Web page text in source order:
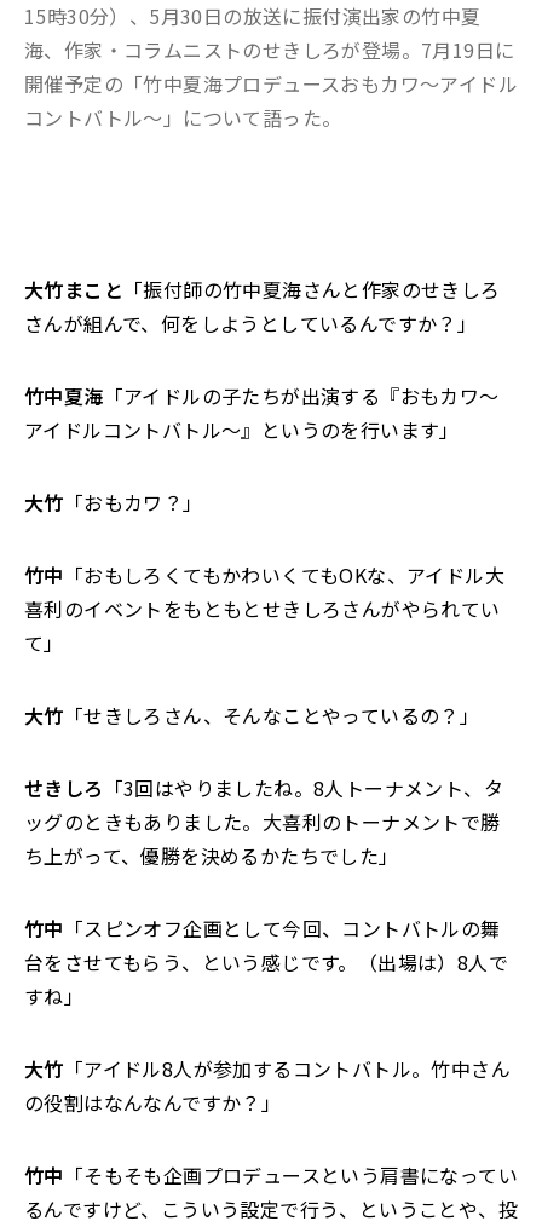
15時30分）、5月30日の放送に振付演出家の竹中夏
海、作家・コラムニストのせきしろが登場。7月19日に
開催予定の「竹中夏海プロデュースおもカワ～アイドル
コントバトル～」について語った。
大竹まこと 「振付師の竹中夏海さんと作家のせきしろ
さんが組んで、何をしようとしているんですか？」
竹中夏海 「アイドルの子たちが出演する『おもカワ～
アイドルコントバトル～』というのを行います」
大竹 「おもカワ？」
竹中 「おもしろくてもかわいくてもOKな、アイドル大
喜利のイベントをもともとせきしろさんがやられてい
て」
大竹 「せきしろさん、そんなことやっているの？」
せきしろ 「3回はやりましたね。8人トーナメント、タ
ッグのときもありました。大喜利のトーナメントで勝
ち上がって、優勝を決めるかたちでした」
竹中 「スピンオフ企画として今回、コントバトルの舞
台をさせてもらう、という感じです。（出場は）8人で
すね」
大竹 「アイドル8人が参加するコントバトル。竹中さん
の役割はなんなんですか？」
竹中 「そもそも企画プロデュースという肩書になってい
るんですけど、こういう設定で行う、ということや、投